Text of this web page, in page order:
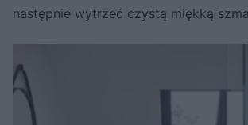
następnie wytrzeć czystą miękką